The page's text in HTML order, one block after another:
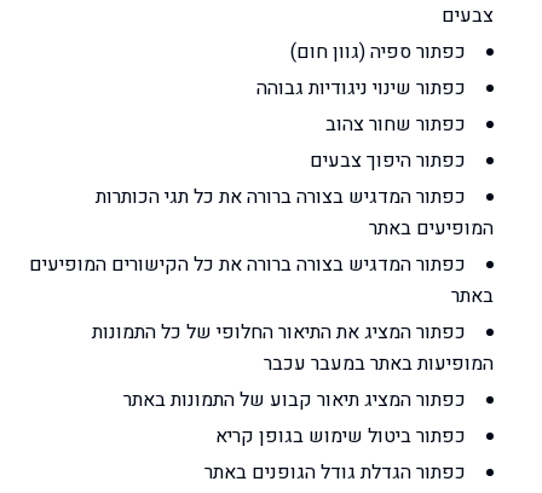
צבעים
כפתור ספיה (גוון חום)
כפתור שינוי ניגודיות גבוהה
כפתור שחור צהוב
כפתור היפוך צבעים
כפתור המדגיש בצורה ברורה את כל תגי הכותרות
המופיעים באתר
כפתור המדגיש בצורה ברורה את כל הקישורים המופיעים
באתר
כפתור המציג את התיאור החלופי של כל התמונות
המופיעות באתר במעבר עכבר
כפתור המציג תיאור קבוע של התמונות באתר
כפתור ביטול שימוש בגופן קריא
כפתור הגדלת גודל הגופנים באתר